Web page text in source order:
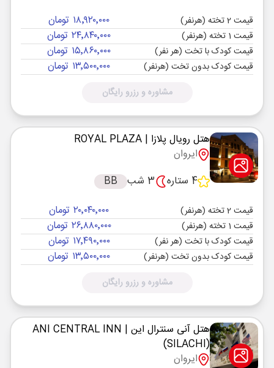
قیمت 2 تخته (هرنفر) ۱۸٬۹۲۰٬۰۰۰ تومان
قیمت 1 تخته (هرنفر) ۲۴٬۸۴۰٬۰۰۰ تومان
قیمت کودک با تخت (هر نفر) ۱۵٬۸۶۰٬۰۰۰ تومان
قیمت کودک بدون تخت (هرنفر) ۱۳٬۵۰۰٬۰۰۰ تومان
مشاوره و رزرو رایگان
هتل رویال پلازا | ROYAL PLAZA
ایروان
4 ستاره
3 شب BB
قیمت 2 تخته (هرنفر) ۲۰٬۰۴۰٬۰۰۰ تومان
قیمت 1 تخته (هرنفر) ۲۶٬۸۸۰٬۰۰۰ تومان
قیمت کودک با تخت (هر نفر) ۱۷٬۴۹۰٬۰۰۰ تومان
قیمت کودک بدون تخت (هرنفر) ۱۳٬۵۰۰٬۰۰۰ تومان
مشاوره و رزرو رایگان
هتل آنی سنترال این | ANI CENTRAL INN
(SILACHI)
ایروان